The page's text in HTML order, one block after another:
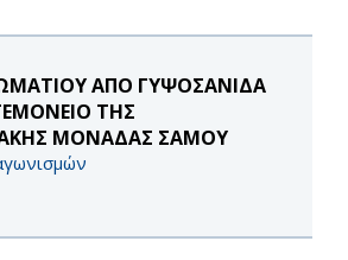
ΑΠΟ ΓΥΨΟΣΑΝΙΔΑ
ΤΗΣ
ΜΟΝΑΔΑΣ ΣΑΜΟΥ